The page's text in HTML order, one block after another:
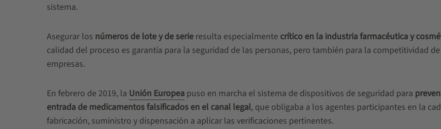
sistema.
Asegurar los números de lote y de serieresulta especialmente crítico en la industria farmacéutica y
calidad del proceso es garantía para la seguridad de las personas, pero también para la competitividad
empresas.
En febrero de 2019, la Unión Europeapuso en marcha el sistema de dispositivos de seguridad para
entrada de medicamentos falsificados en el canal legal, que obligaba a los agentes participantes en la
fabricación, suministro y dispensación a aplicar las verificaciones pertinentes.